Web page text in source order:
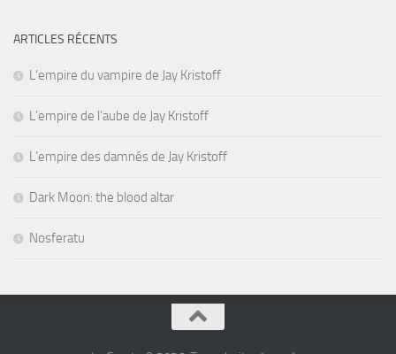
ARTICLES RÉCENTS
L’empire du vampire de Jay Kristoff
L’empire de l’aube de Jay Kristoff
L’empire des damnés de Jay Kristoff
Dark Moon: the blood altar
Nosferatu